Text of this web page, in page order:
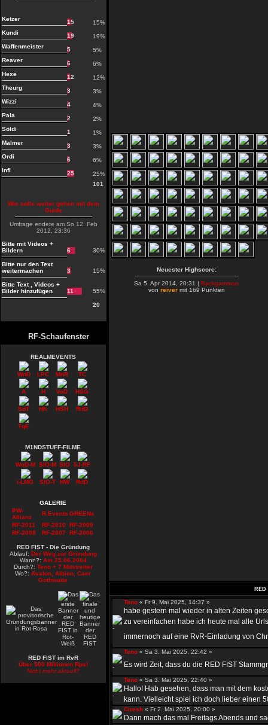
Ketzer 15
15%
Kundi
19
19%
Waffenmeister
5
5%
Reaver
6
6%
Hexe
12
12%
Theurg
3
3%
Wizzi
4
4%
Pala
2
2%
Söldi
1
1%
Malmer
3
3%
Ordi
6
6%
Infi
25
25%
101
Wie solls weiter gehen mit dem
Guide
Umfrage endete am So 12. Feb
2012, 23:36
Bitte mit Videos +
Bildern
6 30%
Bitte nur den Text
weitermachen
3 15%
Bitte Text , Videos +
Bilder hinzufügen
11 55%
20
RF-Schaufenster
REALMEVENTS
WoD LPC MnR TC
A H VoD HSG
SdT HK HSH RitD
TqE
M1NDSTUFF-FILME
WoD-M SIO-M SIO 5J-RF
i-LMG SIO-T HW RitD
GALERIE
PW-
Allianz
R.Events GREENs
RF-2011
RF-2010 RF-2009
RF-2008
RF-2007 RF-2006
RED FIST - Die Gründung
Ablauf: Der Weg zur Gründung
Wann?: Am 25.06.2004
Durch?: Teno + 7 Mitstreiter
Wo?:Avalon, Albion, Caer
Gothwaite
RED FIST im RvR
Über 500 Millionen Rps!
Nicht mehr aktuell?
Neuester Highscore:
Sa 5. Apr 2014, 20:31 |Backgammon
von reiver mit 169 Punkten
Teno « Fr 9. Mai 2025, 14:37 »
habe gestern mal wieder in alten Zeiten
zu vereinfachen habe ich heute mal alle
immernoch auf eine RvR-Einladung von
Teno « Sa 3. Mai 2025, 22:42 »
Es wird Zeit, dass du die RED FIST
Teno « Sa 3. Mai 2025, 22:40 »
Hallo! Hab gesehen, dass man mit dem
kann. Vielleicht spiel ich doch lieber einen
Ciresh « Fr 2. Mai 2025, 20:00 »
Dann mach das mal Freitags Abends und